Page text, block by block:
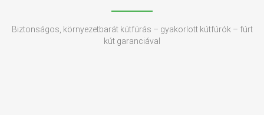
Biztonságos, környezetbarát kútfúrás – gyakorlott kútfúrók – fúrt
kút garanciával